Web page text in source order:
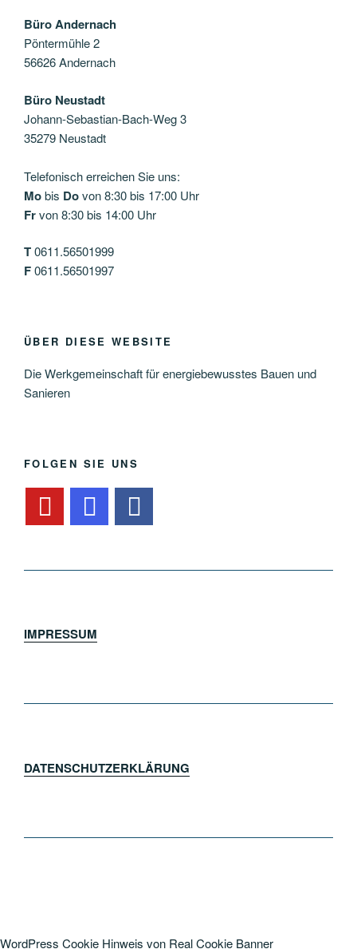
Büro Andernach
Pöntermühle 2
56626 Andernach
Büro Neustadt
Johann-Sebastian-Bach-Weg 3
35279 Neustadt
Telefonisch erreichen Sie uns:
Mobis Dovon 8:30 bis 17:00 Uhr
Frvon 8:30 bis 14:00 Uhr
T0611.56501999
F0611.56501997
ÜBER DIESE WEBSITE
Die Werkgemeinschaft für energiebewusstes Bauen und
Sanieren
FOLGEN SIE UNS
IMPRESSUM
DATENSCHUTZERKLÄRUNG
WordPress Cookie Hinweis von Real Cookie Banner